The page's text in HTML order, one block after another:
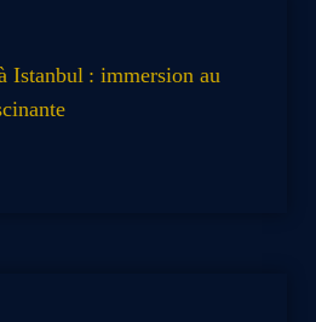
Istanbul : immersion au